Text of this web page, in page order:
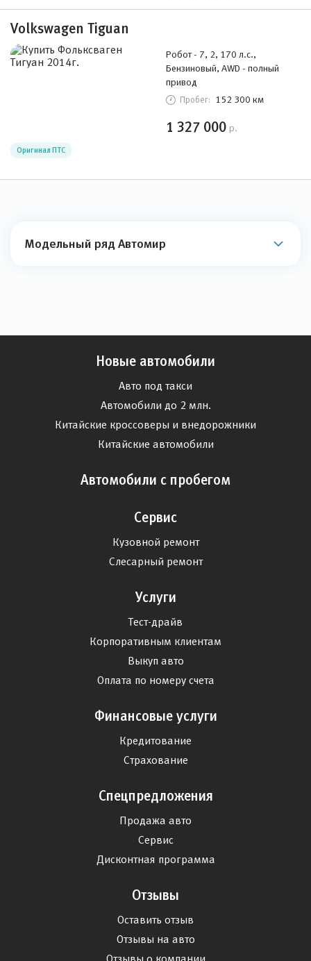
Volkswagen Tiguan
Робот - 7, 2, 170 л.с.,
Бензиновый, AWD - полный
привод
Пробег: 152 300 км
1 327 000 р.
Оригинал ПТС
Модельный ряд Автомир
Новые автомобили
Авто под такси
Автомобили до 2 млн.
Китайские кроссоверы и внедорожники
Китайские автомобили
Автомобили с пробегом
Сервис
Кузовной ремонт
Слесарный ремонт
Услуги
Тест-драйв
Корпоративным клиентам
Выкуп авто
Оплата по номеру счета
Финансовые услуги
Кредитование
Страхование
Спецпредложения
Продажа авто
Сервис
Дисконтная программа
Отзывы
Оставить отзыв
Отзывы на авто
Отзывы о компании